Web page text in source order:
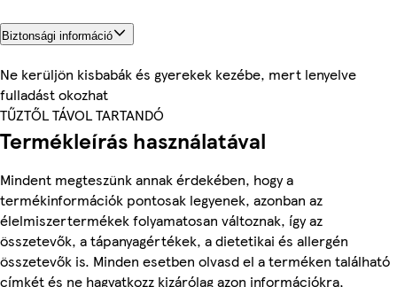
Biztonsági információ
Ne kerüljön kisbabák és gyerekek kezébe, mert lenyelve
fulladást okozhat
TŰZTŐL TÁVOL TARTANDÓ
Termékleírás használatával
Mindent megteszünk annak érdekében, hogy a
termékinformációk pontosak legyenek, azonban az
élelmiszertermékek folyamatosan változnak, így az
összetevők, a tápanyagértékek, a dietetikai és allergén
összetevők is. Minden esetben olvasd el a terméken található
címkét és ne hagyatkozz kizárólag azon információkra,